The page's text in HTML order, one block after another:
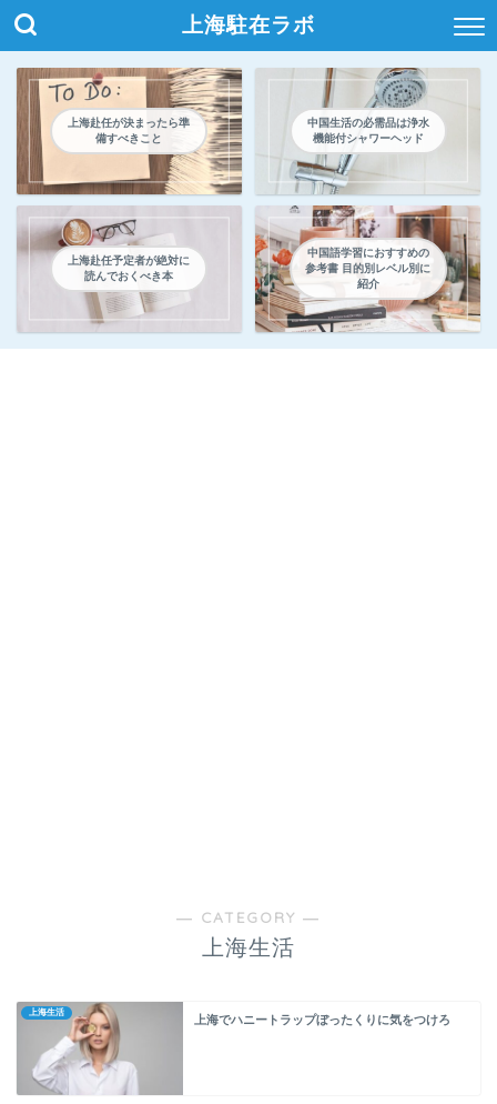
上海駐在ラボ
上海赴任が決まったら準
備すべきこと
中国生活の必需品は浄水
機能付シャワーヘッド
上海赴任予定者が絶対に
読んでおくべき本
中国語学習におすすめの
参考書 目的別レベル別に
紹介
― CATEGORY ―
上海生活
上海生活
上海でハニートラップぼったくりに気をつけろ